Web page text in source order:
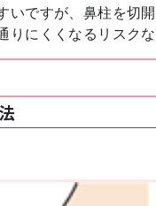
いですが、鼻柱を切
にくくなるリスクな